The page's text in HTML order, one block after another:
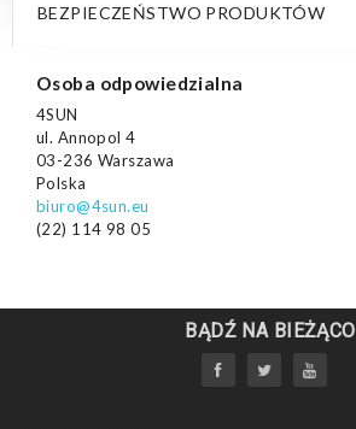
BEZPIECZEŃSTWO PRODUKTÓW
Osoba odpowiedzialna
4SUN
ul. Annopol 4
03-236 Warszawa
Polska
biuro@4sun.eu
(22) 114 98 05
BĄDŹ NA BIEŻĄCO